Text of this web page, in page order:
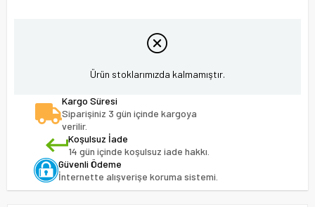
Ürün stoklarımızda kalmamıştır.
Kargo Süresi
Siparişiniz 3 gün içinde kargoya
verilir.
Koşulsuz İade
14 gün içinde koşulsuz iade hakkı.
Güvenli Ödeme
İnternette alışverişe koruma sistemi.